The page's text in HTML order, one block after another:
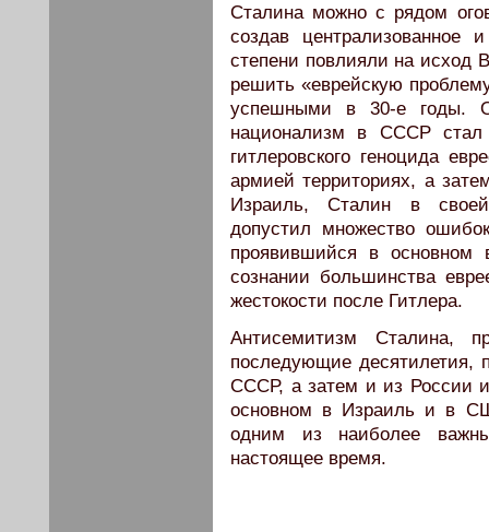
Сталина можно с рядом
создав централизованное
степени повлияли на исход
решить «еврейскую
успешными в 30-е годы.
национализм в СССР стал
гитлеровского геноцида
армией территориях, а
Израиль, Сталин в своей
допустил множество
проявившийся в основном
сознании большинства
жестокости после Гитлера.
Антисемитизм Сталина,
последующие десятилетия,
СССР, а затем и из России
основном в Израиль и в
одним из наиболее
настоящее время.